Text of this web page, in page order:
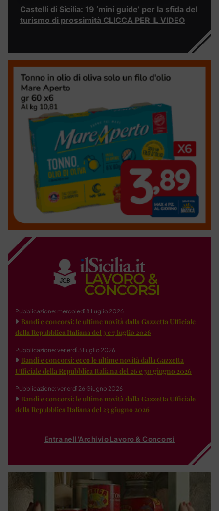
Castelli di Sicilia: 19 ‘mini guide’ per la sfida del
turismo di prossimità CLICCA PER IL VIDEO
Pubblicazione: mercoledì 8 Luglio 2026
Bandi e concorsi: le ultime novità dalla Gazzetta Ufficiale
della Repubblica Italiana del 3 e 7 luglio 2026
Pubblicazione: venerdì 3 Luglio 2026
Bandi e concorsi: ecco le ultime novità dalla Gazzetta
Ufficiale della Repubblica Italiana del 26 e 30 giugno 2026
Pubblicazione: venerdì 26 Giugno 2026
Bandi e concorsi: le ultime novità dalla Gazzetta Ufficiale
della Repubblica Italiana del 23 giugno 2026
Entra nell'Archivio Lavoro & Concorsi